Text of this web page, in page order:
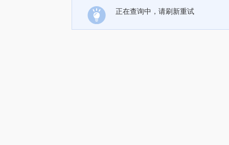
正在查询中，请刷新重试